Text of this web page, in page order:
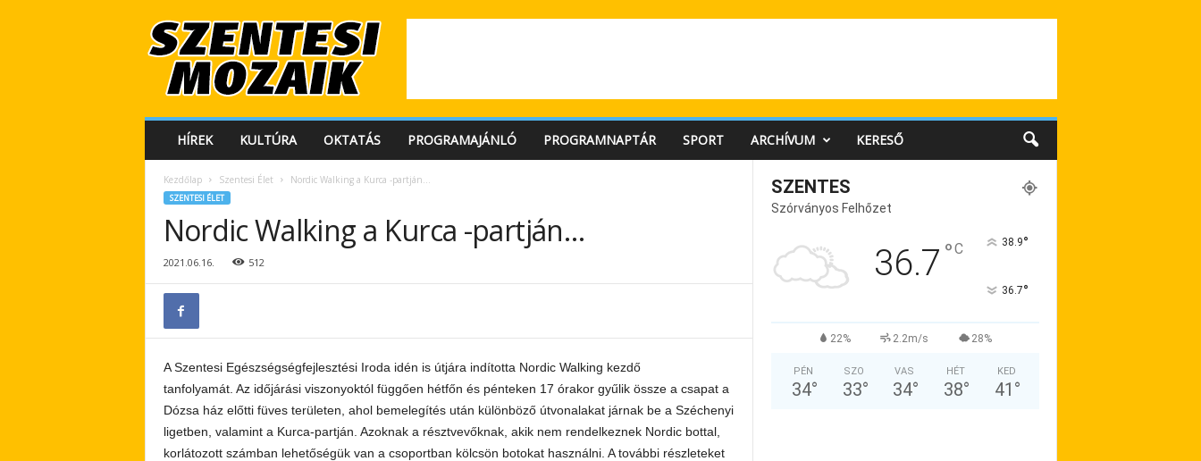
e
HÍREK KULTÚRA OKTATÁS PROGRAMAJÁNLÓ PROGRAMNAPTÁR SPORT ARCHÍVUM KERESŐ
Kezdőlap Szentesi Élet Nordic Walking a Kurca -partján…
SZENTESI ÉLET
Nordic Walking a Kurca -partján…
2021.06.16. 512
A Szentesi Egészségségfejlesztési Iroda idén is útjára indította Nordic Walking kezdő
tanfolyamát. Az időjárási viszonyoktól függően hétfőn és pénteken 17 órakor gyűlik össze a csapat a
Dózsa ház előtti füves területen, ahol bemelegítés után különböző útvonalakat járnak be a Széchenyi
ligetben, valamint a Kurca-partján. Azoknak a résztvevőknak, akik nem rendelkeznek Nordic bottal,
korlátozott számban lehetőségük van a csoportban kölcsön botokat használni. A további részleteket
SZENTES
Szórványos Felhőzet
36.7 °C 38.9°
36.7°
22% 2.2m/s 28%
PÉN
34°
SZO
33°
VAS
34°
HÉT
38°
KED
41 °